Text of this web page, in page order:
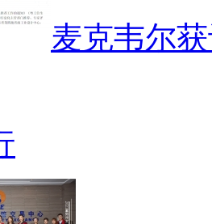
麦克韦尔